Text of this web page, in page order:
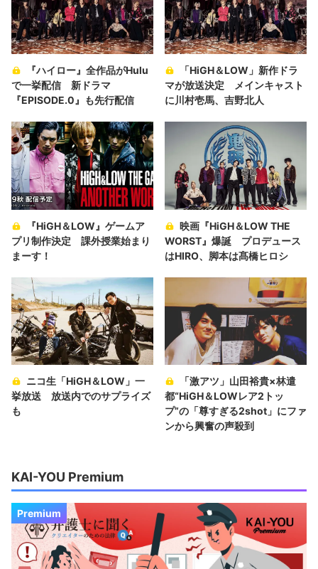
『ハイロー』全作品がHulu
で一挙配信 新ドラマ
『EPISODE.0』も先行配信
「HiGH＆LOW」新作ドラ
マが放送決定 メインキャスト
に川村壱馬、吉野北人
『HiGH＆LOW』ゲームア
プリ制作決定 課外授業始まり
まーす！
映画『HiGH＆LOW THE
WORST』爆誕 プロデュース
はHIRO、脚本は髙橋ヒロシ
ニコ生「HiGH＆LOW」一
挙放送 放送内でのサプライズ
も
「激アツ」山田裕貴×林遣
都“HiGH＆LOWレア2トッ
プ”の「尊すぎる2shot」にファ
ンから興奮の声殺到
KAI-YOU Premium
Premium